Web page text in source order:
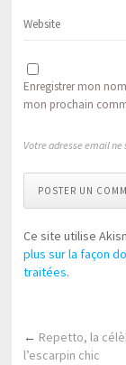
Enregistrer mon
mon prochain
Votre adresse email ne
POSTER UN
Ce site utilise
plus sur la façon
traitées.
← Repetto, la
l’escarpin chic